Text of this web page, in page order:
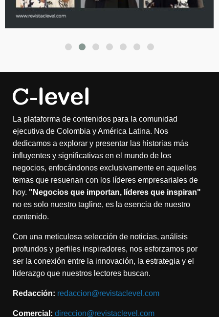
La plataforma de contenidos para la comunidad
ejecutiva de Colombia y América Latina. Nos
dedicamos a explorar y presentar las historias más
influyentes y significativas en el mundo de los
negocios, enfocándonos exclusivamente en aquellos
temas que resuenan con los líderes empresariales de
hoy. "Negocios que importan, líderes que inspiran"
no es solo nuestro tagline, es la esencia de nuestro
contenido.
Con una meticulosa selección de noticias, análisis
profundos y perfiles inspiradores, nos esforzamos por
ser la conexión entre la innovación, la estrategia y el
liderazgo que nuestros lectores buscan.
Redacción: redaccion@revistaclevel.com
Comercial: direccion@revistaclevel.com